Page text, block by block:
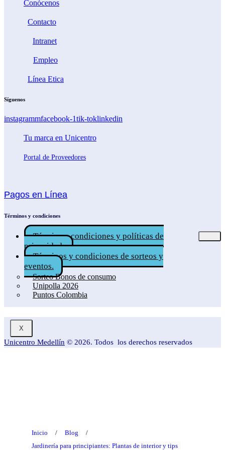
Conócenos
Contacto
Intranet
Empleo
Línea Etica
Síguenos
instagrammfacebook-1tik-toklinkedin
Tu marca en Unicentro
Portal de Proveedores
Pagos en Línea
Términos y condiciones
Términos, condiciones y políticas de
privacidad.
Términos y condiciones de sorteos y
eventos.
Sorteo Bonos de consumo
Unipolla 2026
Puntos Colombia
X
Unicentro Medellín © 2026. Todos los derechos reservados
Inicio / Blog
/
Jardinería para principiantes: Plantas de interior y tips